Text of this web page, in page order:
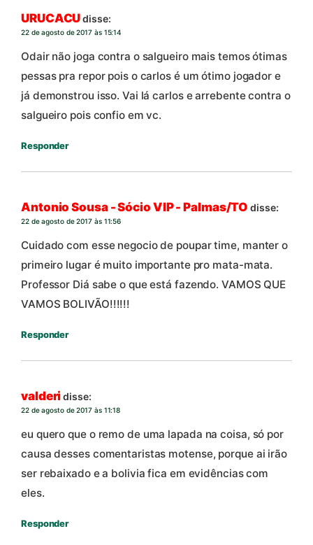
URUCACUdisse:
22 de agosto de 2017 às 15:14
Odair não joga contra o salgueiro mais temos ótimas
pessas pra repor pois o carlos é um ótimo jogador e
já demonstrou isso. Vai lá carlos e arrebente contra o
salgueiro pois confio em vc.
Responder
Antonio Sousa - Sócio VIP - Palmas/TO disse:
22 de agosto de 2017 às 11:56
Cuidado com esse negocio de poupar time, manter o
primeiro lugar é muito importante pro mata-mata.
Professor Diá sabe o que está fazendo. VAMOS QUE
VAMOS BOLIVÃO!!!!!!
Responder
valderidisse:
22 de agosto de 2017 às 11:18
eu quero que o remo de uma lapada na coisa, só por
causa desses comentaristas motense, porque ai irão
ser rebaixado e a bolivia fica em evidências com
eles.
Responder